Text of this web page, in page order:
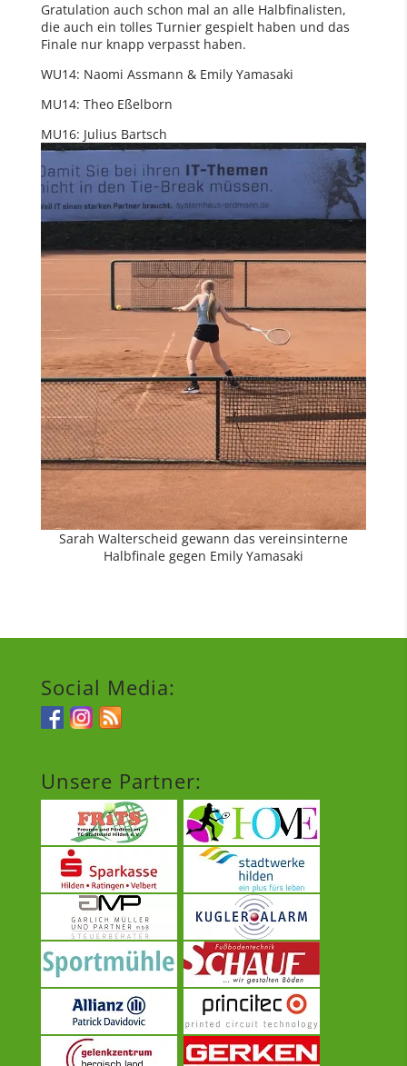
Gratulation auch schon mal an alle Halbfinalisten,
die auch ein tolles Turnier gespielt haben und das
Finale nur knapp verpasst haben.
WU14: Naomi Assmann & Emily Yamasaki
MU14: Theo Eßelborn
MU16: Julius Bartsch
Sarah Walterscheid gewann das vereinsinterne
Halbfinale gegen Emily Yamasaki
Social Media:
Unsere Partner: